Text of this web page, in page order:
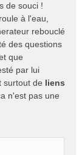
de souci !
à l'eau,
rebouclé
des questions
que
par lui
surtout de liens
n'est pas une